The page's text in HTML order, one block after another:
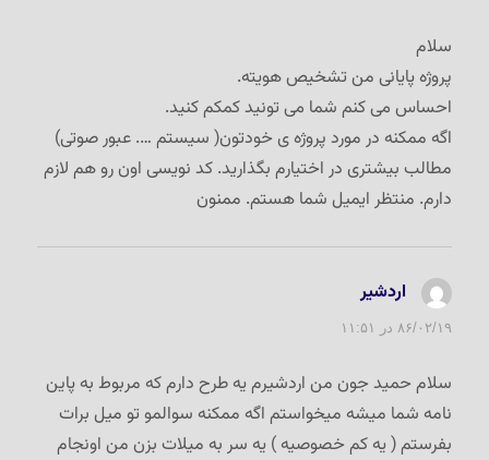
سلام
پروژه پایانی من تشخیص هویته.
احساس می کنم شما می تونید کمکم کنید.
اگه ممکنه در مورد پروژه ی خودتون( سیستم …. عبور صوتی)
مطالب بیشتری در اختیارم بگذارید. کد نویسی اون رو هم لازم
دارم. منتظر ایمیل شما هستم. ممنون
اردشیرگفت:
۸۶/۰۲/۱۹ در ۱۱:۵۱
سلام حمید جون من اردشیرم یه طرح دارم که مربوط به پاین
نامه شما میشه میخواستم اگه ممکنه سوالمو تو میل برات
بفرستم ( یه کم خصوصیه ) یه سر به میلات بزن من اونجام